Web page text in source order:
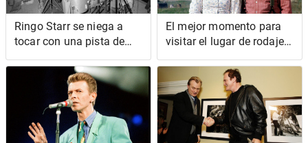
Ringo Starr se niega a
tocar con una pista de
clic y eso lo convierte en
un mejor baterista
El mejor momento para
visitar el lugar de rodaje
de 'La casita de la